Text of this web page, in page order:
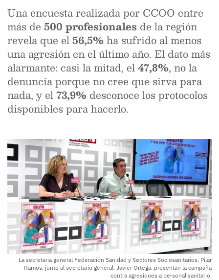
Una encuesta realizada por CCOO entre
más de 500 profesionales de la región
revela que el56,5%ha sufrido al menos
una agresión en el último año. El dato más
alarmante: casi la mitad, el47,8%, no la
denuncia porque no cree que sirva para
nada, y el73,9% desconoce los protocolos
disponibles para hacerlo.
La secretaria general Federación Sanidad y Sectores Sociosanitarios, Pilar
Ramos, junto al secretario general, Javier Ortega, presentan la campaña
contra agresiones a personal sanitario.